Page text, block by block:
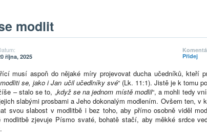
modlit
října, 2025
Přidej
musí aspoň do nějaké míry projevovat ducha učedníků, kteří
se, jako i Jan učil učedlníky své“ (Lk. 11:1). Jistě je k tomu
– stalo se to, „když se na jednom místě modlil“, a mohli tedy
slabými prosbami a Jeho dokonalým modlením. Ovšem ten, v
svou slabost v modlitbě i bez toho, aby přímo osobně viděl
zjevuje Písmo svaté, bohatě stačí, aby měkké srdce